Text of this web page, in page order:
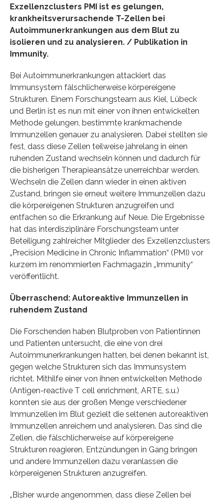
Exzellenzclusters PMI ist es gelungen,
krankheitsverursachende T-Zellen bei
Autoimmunerkrankungen aus dem Blut zu
isolieren und zu analysieren. / Publikation in
Immunity.
Bei Autoimmunerkrankungen attackiert das
Immunsystem fälschlicherweise körpereigene
Strukturen. Einem Forschungsteam aus Kiel, Lübeck
und Berlin ist es nun mit einer von ihnen entwickelten
Methode gelungen, bestimmte krankmachende
Immunzellen genauer zu analysieren. Dabei stellten sie
fest, dass diese Zellen teilweise jahrelang in einen
ruhenden Zustand wechseln können und dadurch für
die bisherigen Therapieansätze unerreichbar werden.
Wechseln die Zellen dann wieder in einen aktiven
Zustand, bringen sie erneut weitere Immunzellen dazu
die körpereigenen Strukturen anzugreifen und
entfachen so die Erkrankung auf Neue. Die Ergebnisse
hat das interdisziplinäre Forschungsteam unter
Beteiligung zahlreicher Mitglieder des Exzellenzclusters
„Precision Medicine in Chronic Inflammation“ (PMI) vor
kurzem im renommierten Fachmagazin „Immunity“
veröffentlicht.
Überraschend: Autoreaktive Immunzellen in
ruhendem Zustand
Die Forschenden haben Blutproben von Patientinnen
und Patienten untersucht, die eine von drei
Autoimmunerkrankungen hatten, bei denen bekannt ist,
gegen welche Strukturen sich das Immunsystem
richtet. Mithilfe einer von ihnen entwickelten Methode
(Antigen-reactive T cell enrichment, ARTE, s.u.)
konnten sie aus der großen Menge verschiedener
Immunzellen im Blut gezielt die seltenen autoreaktiven
Immunzellen anreichern und analysieren. Das sind die
Zellen, die fälschlicherweise auf körpereigene
Strukturen reagieren, Entzündungen in Gang bringen
und andere Immunzellen dazu veranlassen die
körpereigenen Strukturen anzugreifen.
„Bisher wurde angenommen, dass diese Zellen bei